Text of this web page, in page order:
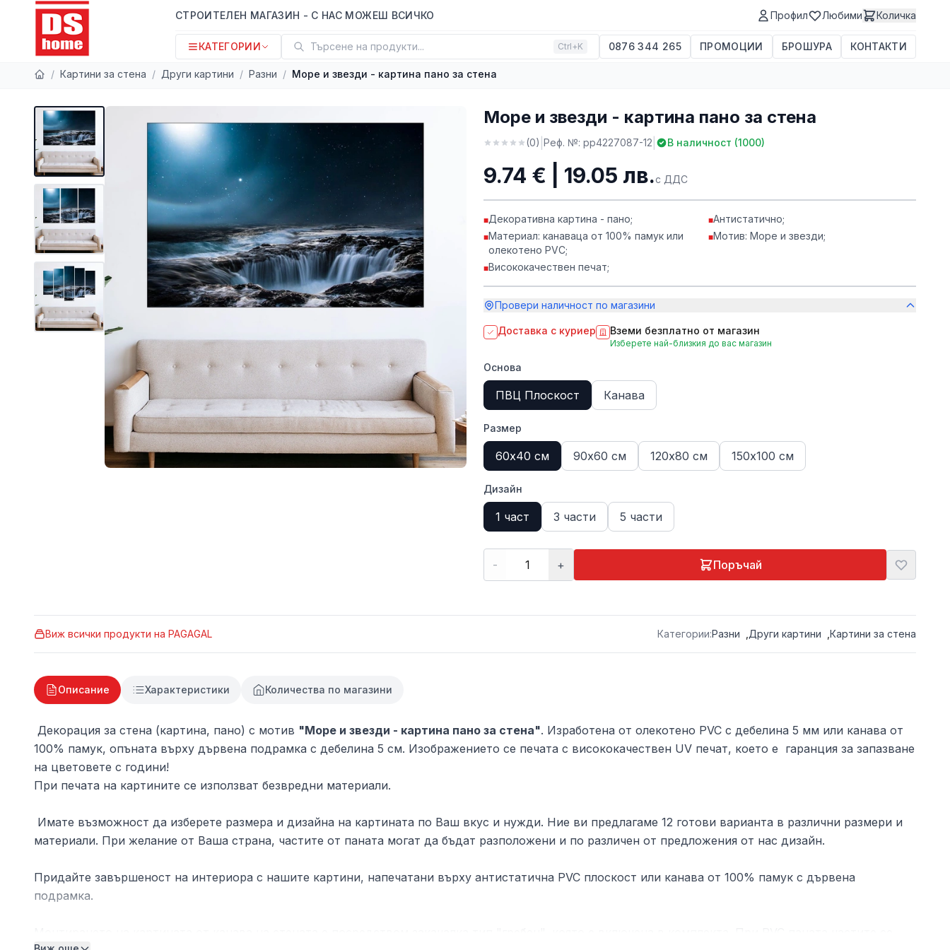
СТРОИТЕЛЕН МАГАЗИН - С НАС МОЖЕШ ВСИЧКО Профил Любими Количка
КАТЕГОРИИ Търсене на продукти... Ctrl+K 0876 344 265 ПРОМОЦИИ БРОШУРА КОНТАКТИ
/ Картини за стена / Други картини / Разни / Море и звезди - картина пано за стена
Море и звезди - картина пано за стена
(0) Реф. №: pp4227087-12 В наличност (1000)
9.74 € | 19.05 лв.с ДДС
■Декоративна картина - пано;
■Материал: канаваца от 100% памук или
олекотено PVC;
■Висококачествен печат;
■Антистатично;
■Мотив: Море и звезди;
Провери наличност по магазини
Доставка с куриер Вземи безплатно от магазин
Изберете най-близкия до вас магазин
Основа
ПВЦ Плоскост Канава
Размер
60х40 см 90х60 см 120х80 см 150х100 см
Дизайн
1 част 3 части 5 части
- + Поръчай
Виж всички продукти на PAGAGAL Категории:Разни Други картини Картини за стена
Описание Характеристики Количества по магазини
Декорация за стена (картина, пано) с мотив "Море и звезди - картина пано за стена". Изработена от олекотено PVC с дебелина 5 мм или канава от
100% памук, опъната върху дървена подрамка с дебелина 5 см. Изображението се печата с висококачествен UV печат, което е гаранция за запазване
на цветовете с години!
При печата на картините се използват безвредни материали.
Имате възможност да изберете размера и дизайна на картината по Ваш вкус и нужди. Ние ви предлагаме 12 готови варианта в различни размери и
материали. При желание от Ваша страна, частите от паната могат да бъдат разположени и по различен от предложения от нас дизайн.
Придайте завършеност на интериора с нашите картини, напечатани върху антистатична PVC плоскост или канава от 100% памук с дървена
подрамка.